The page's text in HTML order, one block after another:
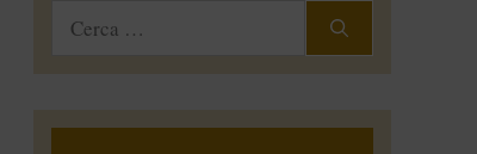
Ricerca